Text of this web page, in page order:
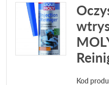
Kod